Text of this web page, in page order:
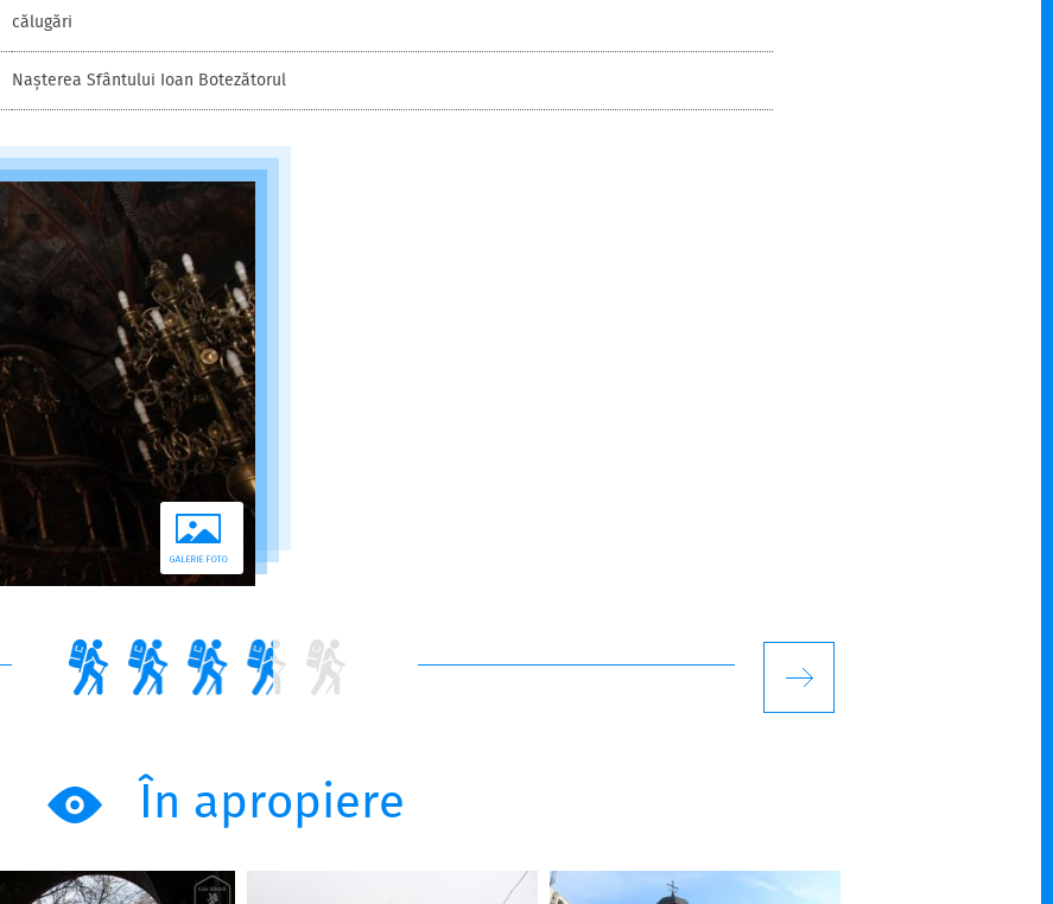
călugări
Nașterea Sfântului Ioan Botezătorul
În apropiere